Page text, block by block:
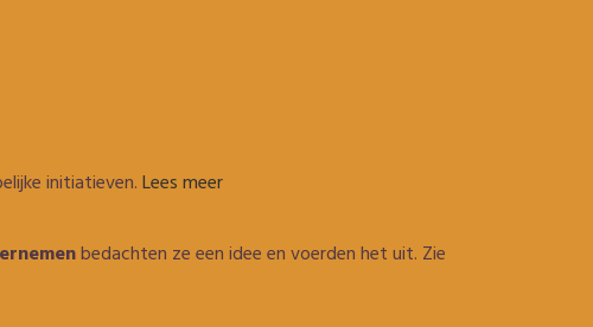
initiatieven.Lees meer
bedachten ze een idee en voerden het uit. Zie